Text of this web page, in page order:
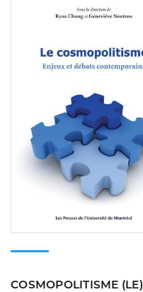
COSMOPOLITISME (LE)